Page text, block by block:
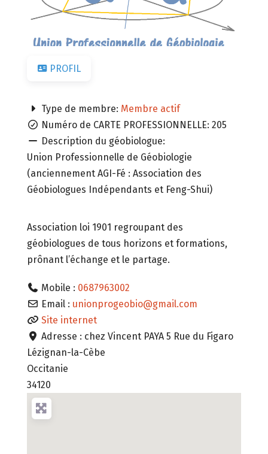
PROFIL
Type de membre: Membre actif
Numéro de CARTE PROFESSIONNELLE: 205
Description du géobiologue:
Union Professionnelle de Géobiologie
(anciennement AGI-Fé : Association des
Géobiologues Indépendants et Feng-Shui)
Association loi 1901 regroupant des
géobiologues de tous horizons et formations,
prônant l’échange et le partage.
Mobile : 0687963002
Email : unionprogeobio@gmail.com
Site internet
Adresse : chez Vincent PAYA 5 Rue du Figaro
Lézignan-la-Cèbe
Occitanie
34120